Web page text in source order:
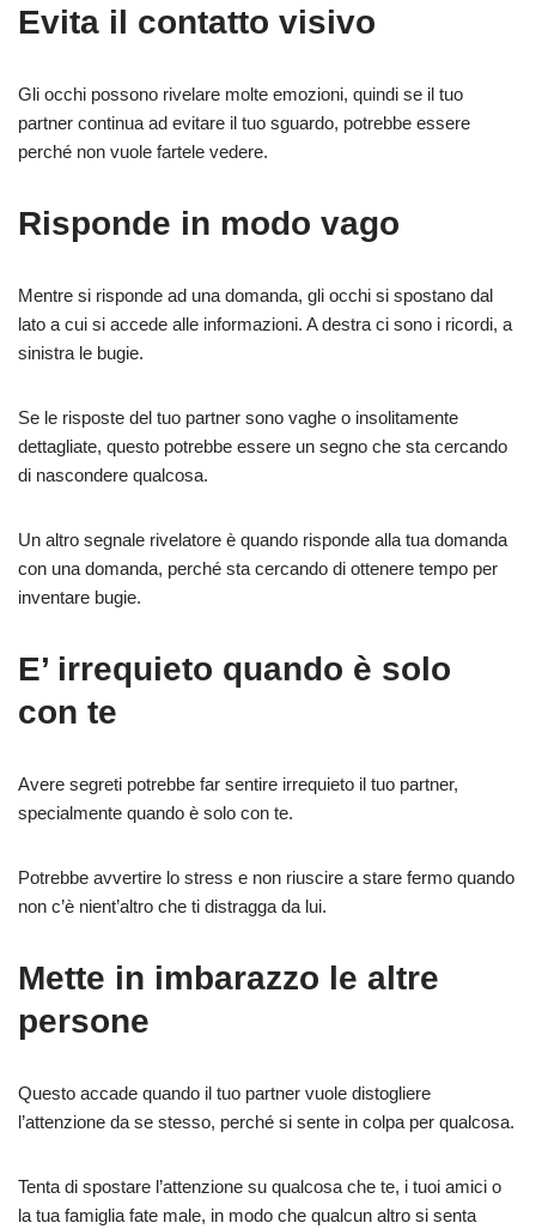
Evita il contatto visivo
Gli occhi possono rivelare molte emozioni, quindi se il tuo
partner continua ad evitare il tuo sguardo, potrebbe essere
perché non vuole fartele vedere.
Risponde in modo vago
Mentre si risponde ad una domanda, gli occhi si spostano dal
lato a cui si accede alle informazioni. A destra ci sono i ricordi, a
sinistra le bugie.
Se le risposte del tuo partner sono vaghe o insolitamente
dettagliate, questo potrebbe essere un segno che sta cercando
di nascondere qualcosa.
Un altro segnale rivelatore è quando risponde alla tua domanda
con una domanda, perché sta cercando di ottenere tempo per
inventare bugie.
E’ irrequieto quando è solo
con te
Avere segreti potrebbe far sentire irrequieto il tuo partner,
specialmente quando è solo con te.
Potrebbe avvertire lo stress e non riuscire a stare fermo quando
non c’è nient’altro che ti distragga da lui.
Mette in imbarazzo le altre
persone
Questo accade quando il tuo partner vuole distogliere
l’attenzione da se stesso, perché si sente in colpa per qualcosa.
Tenta di spostare l’attenzione su qualcosa che te, i tuoi amici o
la tua famiglia fate male, in modo che qualcun altro si senta